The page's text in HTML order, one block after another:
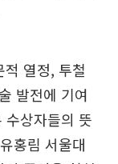
열정, 투철
발전에 기여
수상자들의 뜻
홍림 서울대